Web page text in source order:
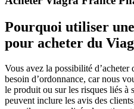
Pourquoi utiliser
pour acheter du
Vous avez la possibilité
besoin d’ordonnance, car nous
le produit ou sur les risques liés à
peuvent inclure les avis des